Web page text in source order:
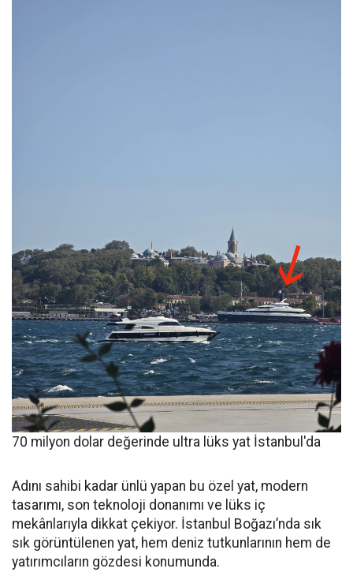
70 milyon dolar değerinde ultra lüks yat İstanbul'da
Adını sahibi kadar ünlü yapan bu özel yat, modern
tasarımı, son teknoloji donanımı ve lüks iç
mekânlarıyla dikkat çekiyor. İstanbul Boğazı’nda sık
sık görüntülenen yat, hem deniz tutkunlarının hem de
yatırımcıların gözdesi konumunda.